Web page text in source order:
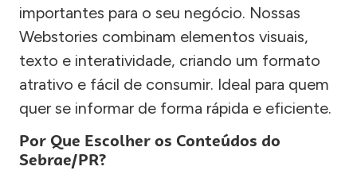
importantes para o seu negócio. Nossas
Webstories combinam elementos visuais,
texto e interatividade, criando um formato
atrativo e fácil de consumir. Ideal para quem
quer se informar de forma rápida e eficiente.
Por Que Escolher os Conteúdos do
Sebrae/PR?